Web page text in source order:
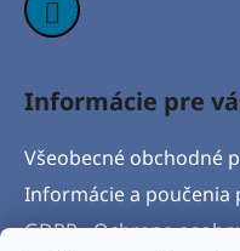
Informácie pre
Všeobecné obchodné
Informácie a poučenia
GDPR - Ochrana